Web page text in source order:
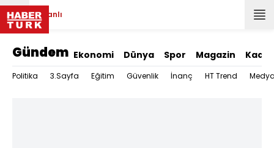
Canlı
Gündem Ekonomi Dünya Spor Magazin Kadın
Politika 3.Sayfa Eğitim Güvenlik İnanç HT Trend